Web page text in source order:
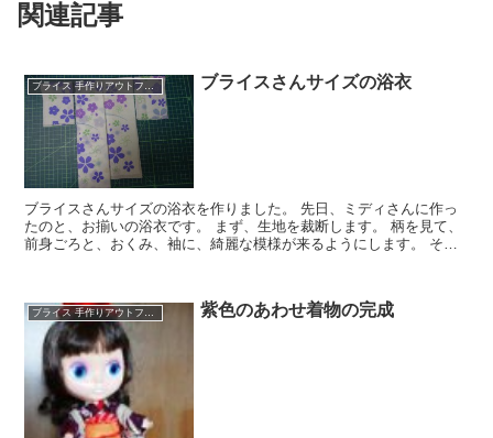
関連記事
ブライス 手作りアウトフィット ブライスさんサイズの浴衣
ブライスさんサイズの浴衣を作りました。 先日、ミディさんに作っ
たのと、お揃いの浴衣です。 まず、生地を裁断します。 柄を見て、
前身ごろと、おくみ、袖に、綺麗な模様が来るようにします。 それ
ブライス 手作りアウトフィット 紫色のあわせ着物の完成